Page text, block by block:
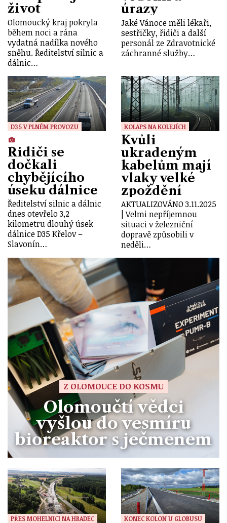
život
Olomoucký kraj pokryla
během noci a rána
vydatná nadílka nového
sněhu. Ředitelství silnic a
dálnic…
úrazy
Jaké Vánoce měli lékaři,
sestřičky, řidiči a další
personál ze Zdravotnické
záchranné služby…
D35 V PLNÉM PROVOZU
Řidiči se
dočkali
chybějícího
úseku dálnice
Ředitelství silnic a dálnic
dnes otevřelo 3,2
kilometru dlouhý úsek
dálnice D35 Křelov –
Slavonín…
KOLAPS NA KOLEJÍCH
Kvůli
ukradeným
kabelům mají
vlaky velké
zpoždění
AKTUALIZOVÁNO 3.11.2025
| Velmi nepříjemnou
situaci v železniční
dopravě způsobili v
neděli…
Z OLOMOUCE DO KOSMU
Olomoučtí vědci
vyšlou do vesmíru
bioreaktor s ječmenem
PŘES MOHELNICI NA HRADEC KONEC KOLON U GLOBUSU